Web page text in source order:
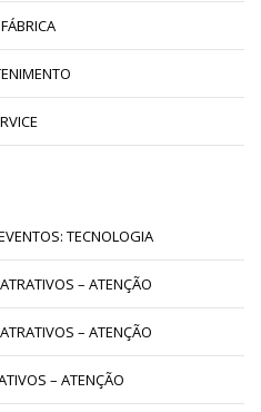
TECNOLOGIA
– ATENÇÃO
– ATENÇÃO
– ATENÇÃO